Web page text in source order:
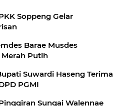
Soppeng Gelar
Barae Musdes
Putih
Suwardi Haseng Terima
PGMI
Sungai Walennae